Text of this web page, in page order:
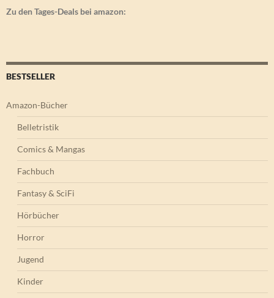
Zu den Tages-Deals bei amazon:
BESTSELLER
Amazon-Bücher
Belletristik
Comics & Mangas
Fachbuch
Fantasy & SciFi
Hörbücher
Horror
Jugend
Kinder